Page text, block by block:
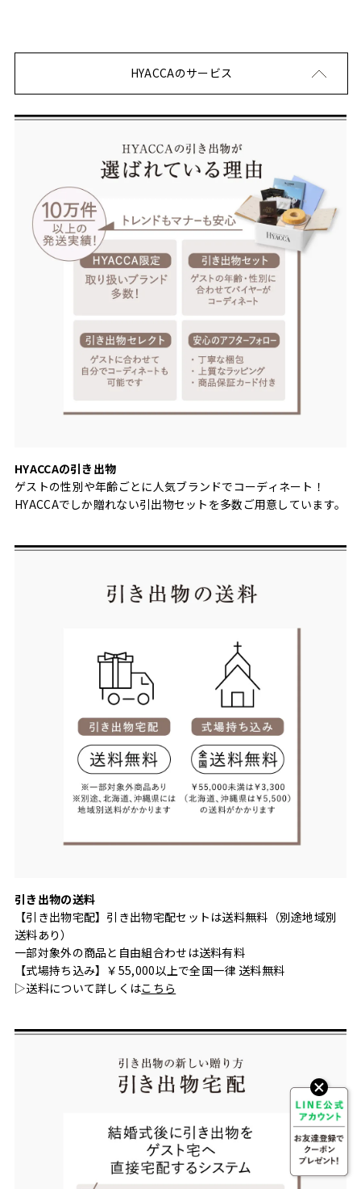
HYACCAのサービス
HYACCAの引き出物
ゲストの性別や年齢ごとに人気ブランドでコーディネート！
HYACCAでしか贈れない引出物セットを多数ご用意しています。
引き出物の送料
【引き出物宅配】引き出物宅配セットは送料無料（別途地域別
送料あり）
一部対象外の商品と自由組合わせは送料有料
【式場持ち込み】￥55,000以上で全国一律 送料無料
▷送料について詳しくはこちら